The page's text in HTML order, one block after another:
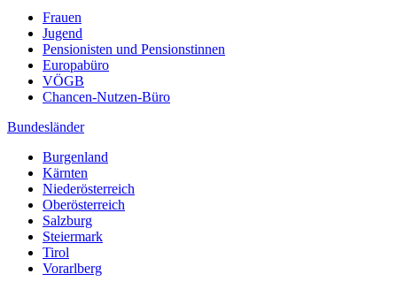
Frauen
Jugend
Pensionisten und Pensionstinnen
Europabüro
VÖGB
Chancen-Nutzen-Büro
Bundesländer
Burgenland
Kärnten
Niederösterreich
Oberösterreich
Salzburg
Steiermark
Tirol
Vorarlberg